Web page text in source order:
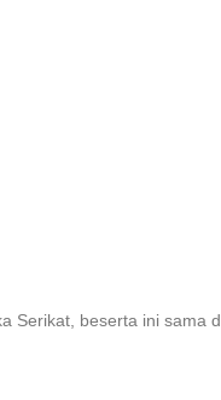
Serikat, beserta ini sama